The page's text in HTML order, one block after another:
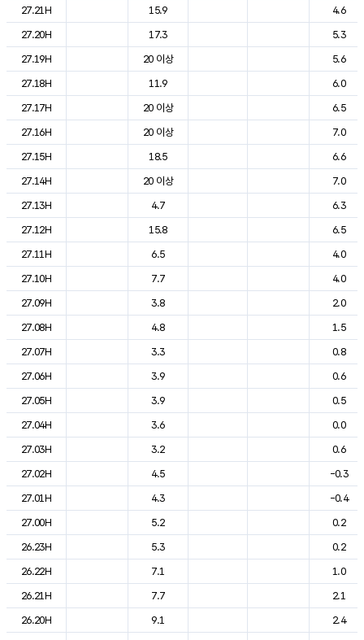
27.21H
15.9
4.6
27.20H
17.3
5.3
27.19H
20 이상
5.6
27.18H
11.9
6.0
27.17H
20 이상
6.5
27.16H
20 이상
7.0
27.15H
18.5
6.6
27.14H
20 이상
7.0
27.13H
4.7
6.3
27.12H
15.8
6.5
27.11H
6.5
4.0
27.10H
7.7
4.0
27.09H
3.8
2.0
27.08H
4.8
1.5
27.07H
3.3
0.8
27.06H
3.9
0.6
27.05H
3.9
0.5
27.04H
3.6
0.0
27.03H
3.2
0.6
27.02H
4.5
-0.3
27.01H
4.3
-0.4
27.00H
5.2
0.2
26.23H
5.3
0.2
26.22H
7.1
1.0
26.21H
7.7
2.1
26.20H
9.1
2.4